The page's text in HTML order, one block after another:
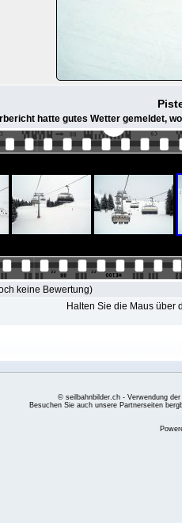
hatte gutes Wetter gemeldet,
keine Bewertung)
Halten Sie die Maus über
© seilbahnbilder.ch - Verwendung
Besuchen Sie auch unsere Partnerseiten